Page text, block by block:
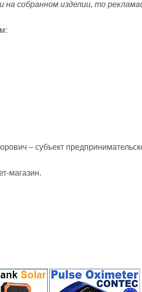
на собранном изделии, то
– субъект
магазин.